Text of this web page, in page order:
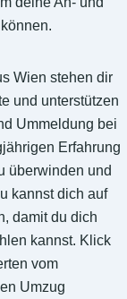
Wien stehen dir
und unterstützen
Ummeldung bei
Erfahrung
überwinden und
kannst dich auf
damit du dich
kannst. Klick
vom
Umzug